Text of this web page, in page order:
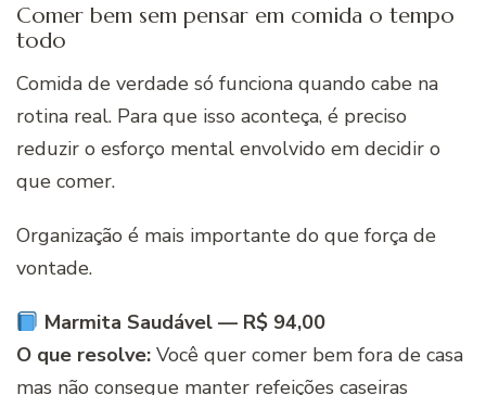
Comer bem sem pensar em comida o tempo
todo
Comida de verdade só funciona quando cabe na
rotina real. Para que isso aconteça, é preciso
reduzir o esforço mental envolvido em decidir o
que comer.
Organização é mais importante do que força de
vontade.
Marmita Saudável — R$ 94,00
O que resolve: Você quer comer bem fora de casa
mas não consegue manter refeições caseiras